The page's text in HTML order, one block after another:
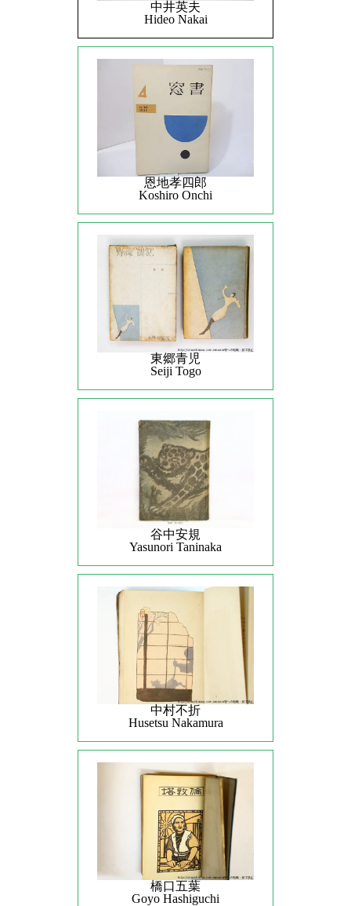
中井英夫
Hideo Nakai
恩地孝四郎
Koshiro Onchi
東郷青児
Seiji Togo
谷中安規
Yasunori Taninaka
中村不折
Husetsu Nakamura
橋口五葉
Goyo Hashiguchi